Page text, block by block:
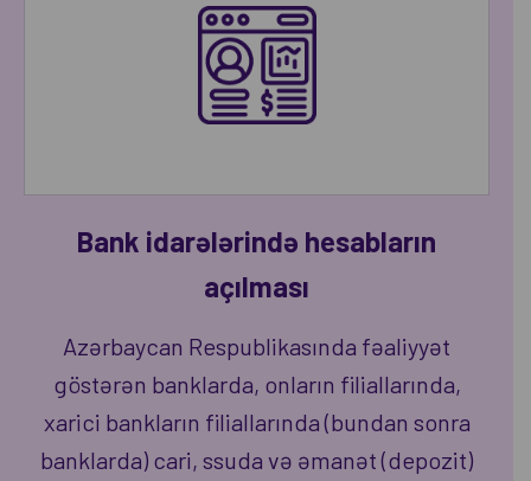
Bank idarələrində hesabların
açılması
Azərbaycan Respublikasında fəaliyyət
göstərən banklarda, onların filiallarında,
xarici bankların filiallarında (bundan sonra
banklarda) cari, ssuda və əmanət (depozit)